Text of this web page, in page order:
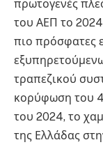
πρωτογενές
του ΑΕΠ το
πιο πρόσφατες
τραπεζικού
κορύφωση του
του 2024, το
της Ελλάδας